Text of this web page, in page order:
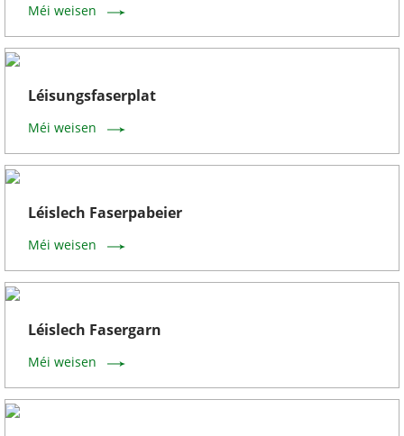
Méi weisen
Léisungsfaserplat
Méi weisen
Léislech Faserpabeier
Méi weisen
Léislech Fasergarn
Méi weisen